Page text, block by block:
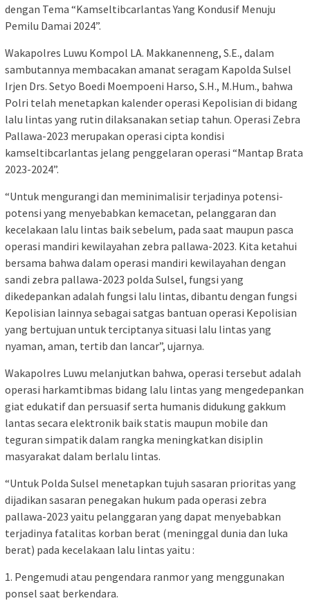
dengan Tema “Kamseltibcarlantas Yang Kondusif Menuju
Pemilu Damai 2024”.
Wakapolres Luwu Kompol LA. Makkanenneng, S.E., dalam
sambutannya membacakan amanat seragam Kapolda Sulsel
Irjen Drs. Setyo Boedi Moempoeni Harso, S.H., M.Hum., bahwa
Polri telah menetapkan kalender operasi Kepolisian di bidang
lalu lintas yang rutin dilaksanakan setiap tahun. Operasi Zebra
Pallawa-2023 merupakan operasi cipta kondisi
kamseltibcarlantas jelang penggelaran operasi “Mantap Brata
2023-2024”.
“Untuk mengurangi dan meminimalisir terjadinya potensi-
potensi yang menyebabkan kemacetan, pelanggaran dan
kecelakaan lalu lintas baik sebelum, pada saat maupun pasca
operasi mandiri kewilayahan zebra pallawa-2023. Kita ketahui
bersama bahwa dalam operasi mandiri kewilayahan dengan
sandi zebra pallawa-2023 polda Sulsel, fungsi yang
dikedepankan adalah fungsi lalu lintas, dibantu dengan fungsi
Kepolisian lainnya sebagai satgas bantuan operasi Kepolisian
yang bertujuan untuk terciptanya situasi lalu lintas yang
nyaman, aman, tertib dan lancar”, ujarnya.
Wakapolres Luwu melanjutkan bahwa, operasi tersebut adalah
operasi harkamtibmas bidang lalu lintas yang mengedepankan
giat edukatif dan persuasif serta humanis didukung gakkum
lantas secara elektronik baik statis maupun mobile dan
teguran simpatik dalam rangka meningkatkan disiplin
masyarakat dalam berlalu lintas.
“Untuk Polda Sulsel menetapkan tujuh sasaran prioritas yang
dijadikan sasaran penegakan hukum pada operasi zebra
pallawa-2023 yaitu pelanggaran yang dapat menyebabkan
terjadinya fatalitas korban berat (meninggal dunia dan luka
berat) pada kecelakaan lalu lintas yaitu :
1. Pengemudi atau pengendara ranmor yang menggunakan
ponsel saat berkendara.